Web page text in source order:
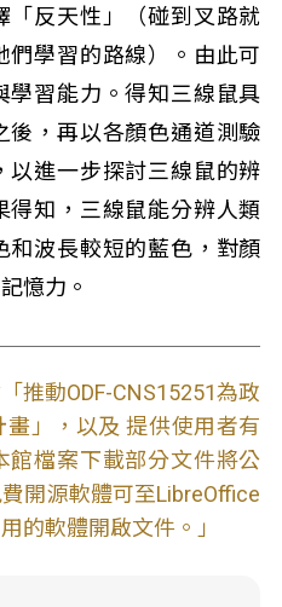
「反天性」（碰到叉路就
們學習的路線）。由此可
學習能力。得知三線鼠具
後，再以各顏色通道測驗
以進一步探討三線鼠的辨
得知，三線鼠能分辨人類
和波長較短的藍色，對顏
憶力。
推動ODF-CNS15251為政
」，以及 提供使用者有
館檔案下載部分文件將公
開源軟體可至LibreOffice
的軟體開啟文件。」